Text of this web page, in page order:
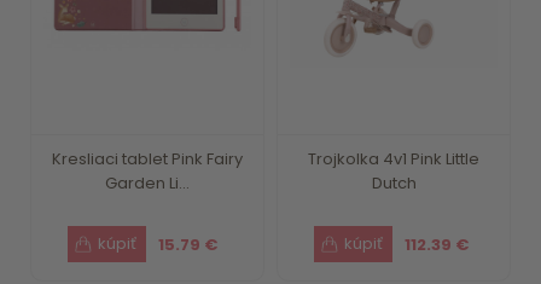
Kresliaci tablet Pink Fairy
Garden Li...
15.79 €
Trojkolka 4v1 Pink Little
Dutch
112.39 €